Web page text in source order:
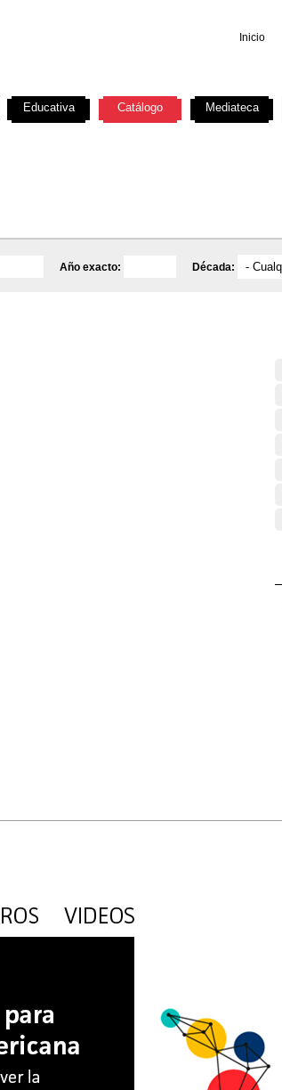
Inicio
Año exacto: Década:
Educativa Catálogo Mediateca